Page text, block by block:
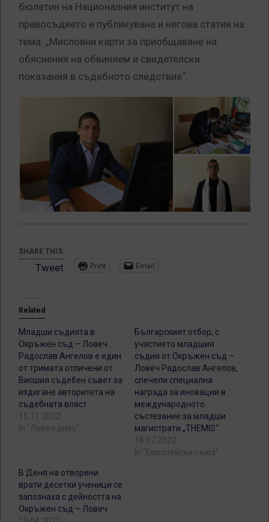
бюлетин на Националния институт на
правосъдието е публикувана и негова статия на
тема: „Мисловни карти за приобщаване на
обяснения на обвиняем и свидетелски
показания в съдебното следствие“.
SHARE THIS:
Tweet Print Email
Related
Младши съдията в
Окръжен съд – Ловеч
Радослав Ангелов е един
от тримата отличени от
Висшия съдебен съвет за
издигане авторитета на
съдебната власт
15.11.2022
In "Ловеч днес"
Българският отбор, с
участието младшия
съдия от Окръжен съд –
Ловеч Радослав Ангелов,
спечели специална
награда за иновации в
международното
състезание за младши
магистрати „THEMIS“
18.07.2022
In "Европейски съюз"
В Деня на отворени
врати десетки ученици се
запознаха с дейността на
Окръжен съд – Ловеч